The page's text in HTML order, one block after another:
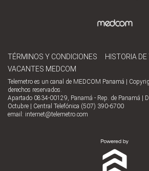
TÉRMINOS Y CONDICIONES
HISTORIA
VACANTES MEDCOM
Telemetro es un canal de MEDCOM Panamá |
derechos reservados.
Apartado 0834-00129, Panamá - Rep. de Panamá |
Octubre | Central Telefónica (507) 390-6700
email: internet@telemetro.com